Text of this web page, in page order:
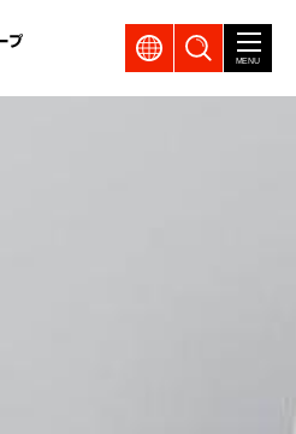
GLOBAL製品検索
MENU